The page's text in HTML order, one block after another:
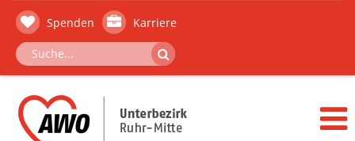
Spenden Karriere